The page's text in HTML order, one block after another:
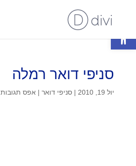
סניפי דואר רמלה
יול 19, 2010 | סניפי דואר| אפס תגובות
פתח סרגל נגישות